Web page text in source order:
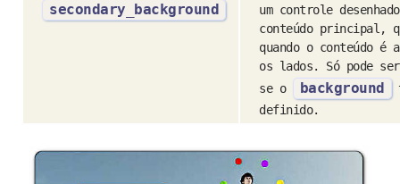
secondary_background
um controle
conteúdo principal,
quando o conteúdo é
os lados. Só pode
se o
background
definido.